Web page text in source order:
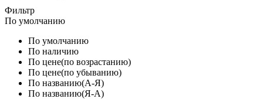
Фильтр
По умолчанию
По умолчанию
По наличию
По цене(по возрастанию)
По цене(по убыванию)
По названию(А-Я)
По названию(Я-А)